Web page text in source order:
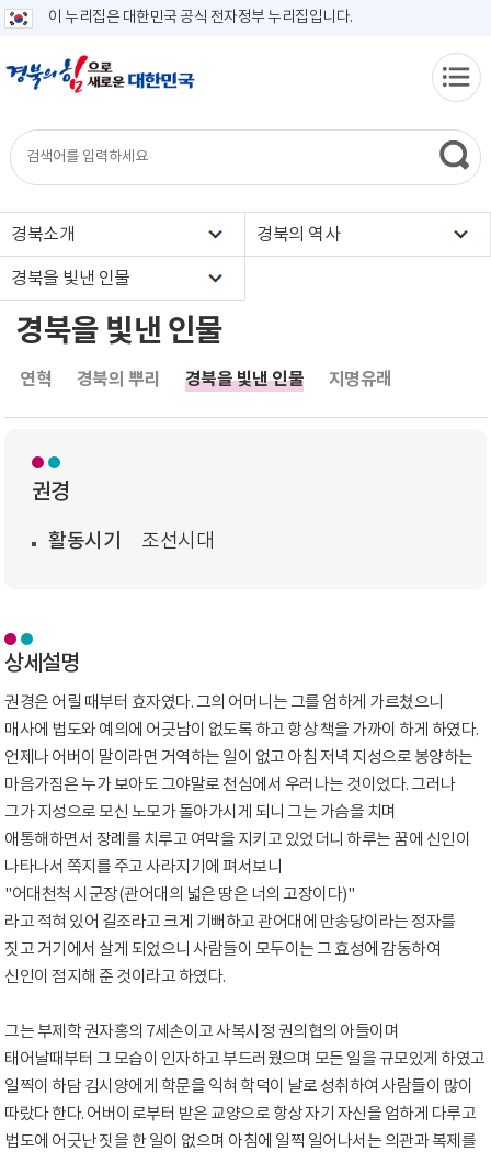
이 누리집은 대한민국 공식 전자정부 누리집입니다.
경북소개 경북의 역사
경북을 빛낸 인물
경북을 빛낸 인물
연혁 경북의 뿌리 경북을 빛낸 인물 지명유래
권경
활동시기 조선시대
상세설명
권경은 어릴 때부터 효자였다. 그의 어머니는 그를 엄하게 가르쳤으니
매사에 법도와 예의에 어긋남이 없도록 하고 항상 책을 가까이 하게 하였다.
언제나 어버이 말이라면 거역하는 일이 없고 아침 저녁 지성으로 봉양하는
마음가짐은 누가 보아도 그야말로 천심에서 우러나는 것이었다. 그러나
그가 지성으로 모신 노모가 돌아가시게 되니 그는 가슴을 치며
애통해하면서 장례를 치루고 여막을 지키고 있었더니 하루는 꿈에 신인이
나타나서 쪽지를 주고 사라지기에 펴서보니
"어대천척 시군장(관어대의 넓은 땅은 너의 고장이다)"
라고 적혀 있어 길조라고 크게 기뻐하고 관어대에 만송당이라는 정자를
짓고 거기에서 살게 되었으니 사람들이 모두이는 그 효성에 감동하여
신인이 점지해 준 것이라고 하였다.
그는 부제학 권자홍의 7세손이고 사복시정 권의협의 아들이며
태어날때부터 그 모습이 인자하고 부드러웠으며 모든 일을 규모있게 하였고
일찍이 하담 김시양에게 학문을 익혀 학덕이 날로 성취하여 사람들이 많이
따랐다 한다. 어버이로부터 받은 교양으로 항상 자기 자신을 엄하게 다루고
법도에 어긋난 짓을 한 일이 없으며 아침에 일찍 일어나서는 의관과 복제를